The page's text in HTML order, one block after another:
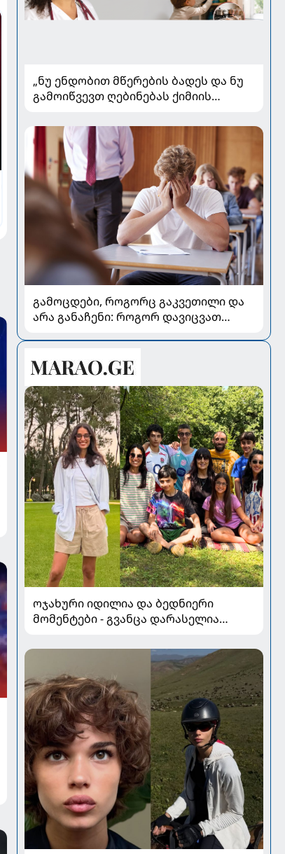
„ნუ ენდობით მწერების ბადეს და ნუ
გამოიწვევთ ღებინებას ქიმიის
ბავშვი კრიტიკულ სიტუაციაში,
პედიატრ სალომე ახვლედიანის
რჩევები
გამოცდები, როგორც გაკვეთილი და
არა განაჩენი: როგორ დავიცვათ
ოჯახური იდილია და ბედნიერი
მომენტები - გვანცა დარასელია
კადრებს აზიარებს